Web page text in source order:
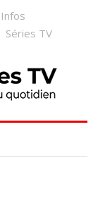
Infos
Séries TV